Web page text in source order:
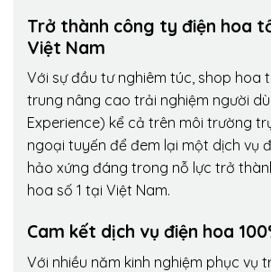
Trở thành công ty điện hoa
Việt Nam
Với sự đầu tư nghiêm túc, shop hoa
trung nâng cao trải nghiệm người
Experience) kể cả trên môi trường
ngoại tuyến để đem lại một dịch vụ
hảo xứng đáng trong nỗ lực trở
hoa số 1 tại Việt Nam.
Cam kết dịch vụ điện hoa
Với nhiều năm kinh nghiệm phục vụ